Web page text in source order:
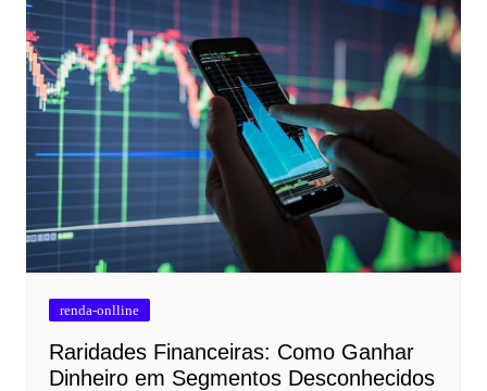
renda-onlline
Raridades Financeiras: Como Ganhar
Dinheiro em Segmentos Desconhecidos